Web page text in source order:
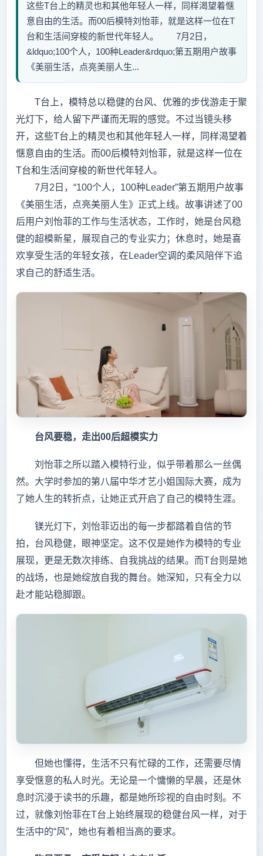
这些T台上的精灵也和其他年轻人一样，同样渴望着惬
意自由的生活。而00后模特刘怡菲，就是这样一位在T
台和生活间穿梭的新世代年轻人。 7月2日，
&ldquo;100个人，100种Leader&rdquo;第五期用户故事
《美丽生活，点亮美丽人生...
T台上，模特总以稳健的台风、优雅的步伐游走于聚
光灯下，给人留下严谨而无瑕的感觉。不过当镜头移
开，这些T台上的精灵也和其他年轻人一样，同样渴望着
惬意自由的生活。而00后模特刘怡菲，就是这样一位在
T台和生活间穿梭的新世代年轻人。
7月2日，“100个人，100种Leader”第五期用户故事
《美丽生活，点亮美丽人生》正式上线。故事讲述了00
后用户刘怡菲的工作与生活状态，工作时，她是台风稳
健的超模新星，展现自己的专业实力；休息时，她是喜
欢享受生活的年轻女孩，在Leader空调的柔风陪伴下追
求自己的舒适生活。
台风要稳，走出00后超模实力
刘怡菲之所以踏入模特行业，似乎带着那么一丝偶
然。大学时参加的第八届中华才艺小姐国际大赛，成为
了她人生的转折点，让她正式开启了自己的模特生涯。
镁光灯下，刘怡菲迈出的每一步都踏着自信的节
拍，台风稳健，眼神坚定。这不仅是她作为模特的专业
展现，更是无数次排练、自我挑战的结果。而T台则是她
的战场，也是她绽放自我的舞台。她深知，只有全力以
赴才能站稳脚跟。
但她也懂得，生活不只有忙碌的工作，还需要尽情
享受惬意的私人时光。无论是一个慵懒的早晨，还是休
息时沉浸于读书的乐趣，都是她所珍视的自由时刻。不
过，就像刘怡菲在T台上始终展现的稳健台风一样，对于
生活中的“风”，她也有着相当高的要求。